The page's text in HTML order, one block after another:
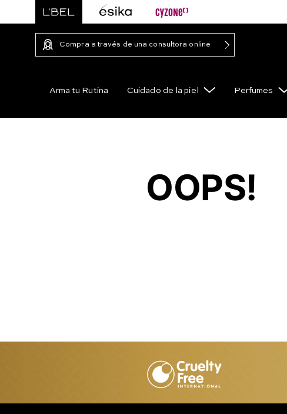
Compra a través de una consultora online
Arma tu Rutina Cuidado de la piel Perfumes
OOPS!